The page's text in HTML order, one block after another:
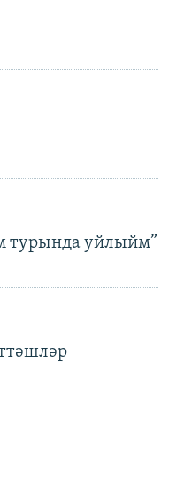
турында уйлыйм”